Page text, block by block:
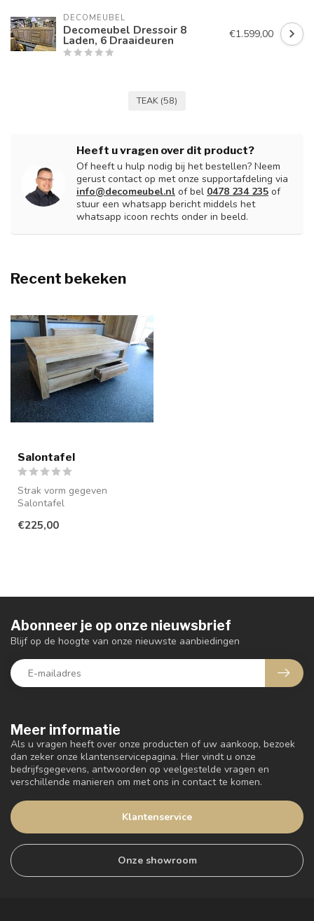
DECOMEUBEL
Decomeubel Dressoir 8
Laden, 6 Draaideuren €1.599,00
TEAK (58)
Heeft u vragen over dit product?
Of heeft u hulp nodig bij het bestellen? Neem
gerust contact op met onze supportafdeling via
info@decomeubel.nl of bel 0478 234 235 of
stuur een whatsapp bericht middels het
whatsapp icoon rechts onder in beeld.
Recent bekeken
Salontafel
Strak vorm gegeven
Salontafel
€225,00
Meer informatie
Als u vragen heeft over onze producten of uw aankoop, bezoek
dan zeker onze klantenservicepagina. Hier vindt u onze
bedrijfsgegevens, antwoorden op veelgestelde vragen en
verschillende manieren om met ons in contact te komen.
Klantenservice
Onze showroom
Abonneer je op onze nieuwsbrief
Blijf op de hoogte van onze nieuwste aanbiedingen